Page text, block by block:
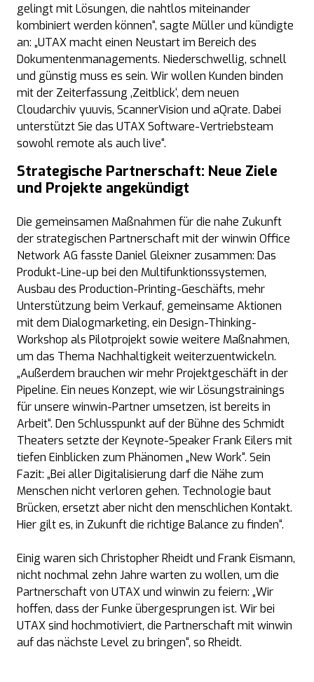
gelingt mit Lösungen, die nahtlos miteinander
kombiniert werden können“, sagte Müller und kündigte
an: „UTAX macht einen Neustart im Bereich des
Dokumentenmanagements. Niederschwellig, schnell
und günstig muss es sein. Wir wollen Kunden binden
mit der Zeiterfassung ‚Zeitblick‘, dem neuen
Cloudarchiv yuuvis, ScannerVision und aQrate. Dabei
unterstützt Sie das UTAX Software-Vertriebsteam
sowohl remote als auch live“.
Strategische Partnerschaft: Neue Ziele
und Projekte angekündigt
Die gemeinsamen Maßnahmen für die nahe Zukunft
der strategischen Partnerschaft mit der winwin Office
Network AG fasste Daniel Gleixner zusammen: Das
Produkt-Line-up bei den Multifunktionssystemen,
Ausbau des Production-Printing-Geschäfts, mehr
Unterstützung beim Verkauf, gemeinsame Aktionen
mit dem Dialogmarketing, ein Design-Thinking-
Workshop als Pilotprojekt sowie weitere Maßnahmen,
um das Thema Nachhaltigkeit weiterzuentwickeln.
„Außerdem brauchen wir mehr Projektgeschäft in der
Pipeline. Ein neues Konzept, wie wir Lösungstrainings
für unsere winwin-Partner umsetzen, ist bereits in
Arbeit“. Den Schlusspunkt auf der Bühne des Schmidt
Theaters setzte der Keynote-Speaker Frank Eilers mit
tiefen Einblicken zum Phänomen „New Work“. Sein
Fazit: „Bei aller Digitalisierung darf die Nähe zum
Menschen nicht verloren gehen. Technologie baut
Brücken, ersetzt aber nicht den menschlichen Kontakt.
Hier gilt es, in Zukunft die richtige Balance zu finden“.
Einig waren sich Christopher Rheidt und Frank Eismann,
nicht nochmal zehn Jahre warten zu wollen, um die
Partnerschaft von UTAX und winwin zu feiern: „Wir
hoffen, dass der Funke übergesprungen ist. Wir bei
UTAX sind hochmotiviert, die Partnerschaft mit winwin
auf das nächste Level zu bringen“, so Rheidt.